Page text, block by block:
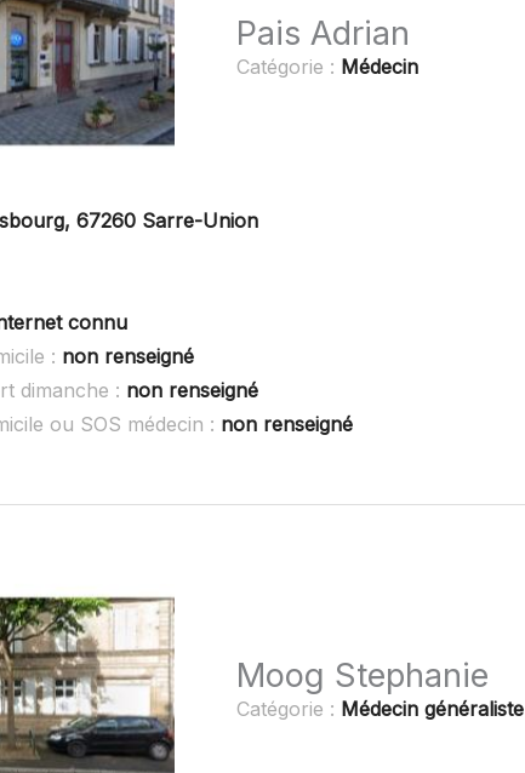
Pais Adrian
Catégorie : Médecin
67260 Sarre-Union
connu
: non renseigné
dimanche : non renseigné
ou SOS médecin : non renseigné
Moog Stephanie
Catégorie : Médecin généraliste